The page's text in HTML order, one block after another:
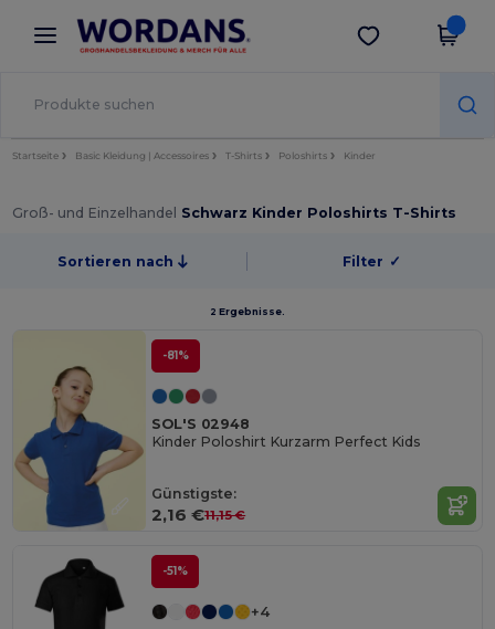
× Wordans App
Bessere Preise in der App!
App holen
Startseite Basic Kleidung | Accessoires T-Shirts Poloshirts Kinder
Groß- und Einzelhandel Schwarz Kinder Poloshirts T-Shirts
Sortieren nach Filter ✓
2 Ergebnisse.
-81%
SOL'S 02948
Kinder Poloshirt Kurzarm Perfect Kids
Günstigste:
2,16 €11,15 €
-51%
+4